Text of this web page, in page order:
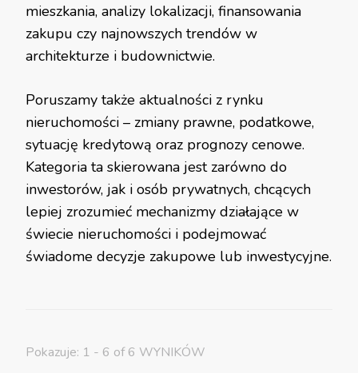
mieszkania, analizy lokalizacji, finansowania
zakupu czy najnowszych trendów w
architekturze i budownictwie.
Poruszamy także aktualności z rynku
nieruchomości – zmiany prawne, podatkowe,
sytuację kredytową oraz prognozy cenowe.
Kategoria ta skierowana jest zarówno do
inwestorów, jak i osób prywatnych, chcących
lepiej zrozumieć mechanizmy działające w
świecie nieruchomości i podejmować
świadome decyzje zakupowe lub inwestycyjne.
Pokazuje: 1 - 6 of 6 WYNIKÓW